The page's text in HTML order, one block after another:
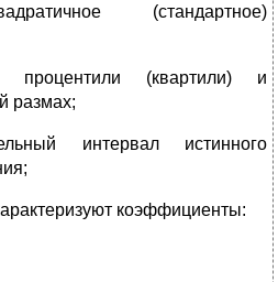
(стандартное)
(квартили) и
размах;
интервал истинного
коэффициенты: